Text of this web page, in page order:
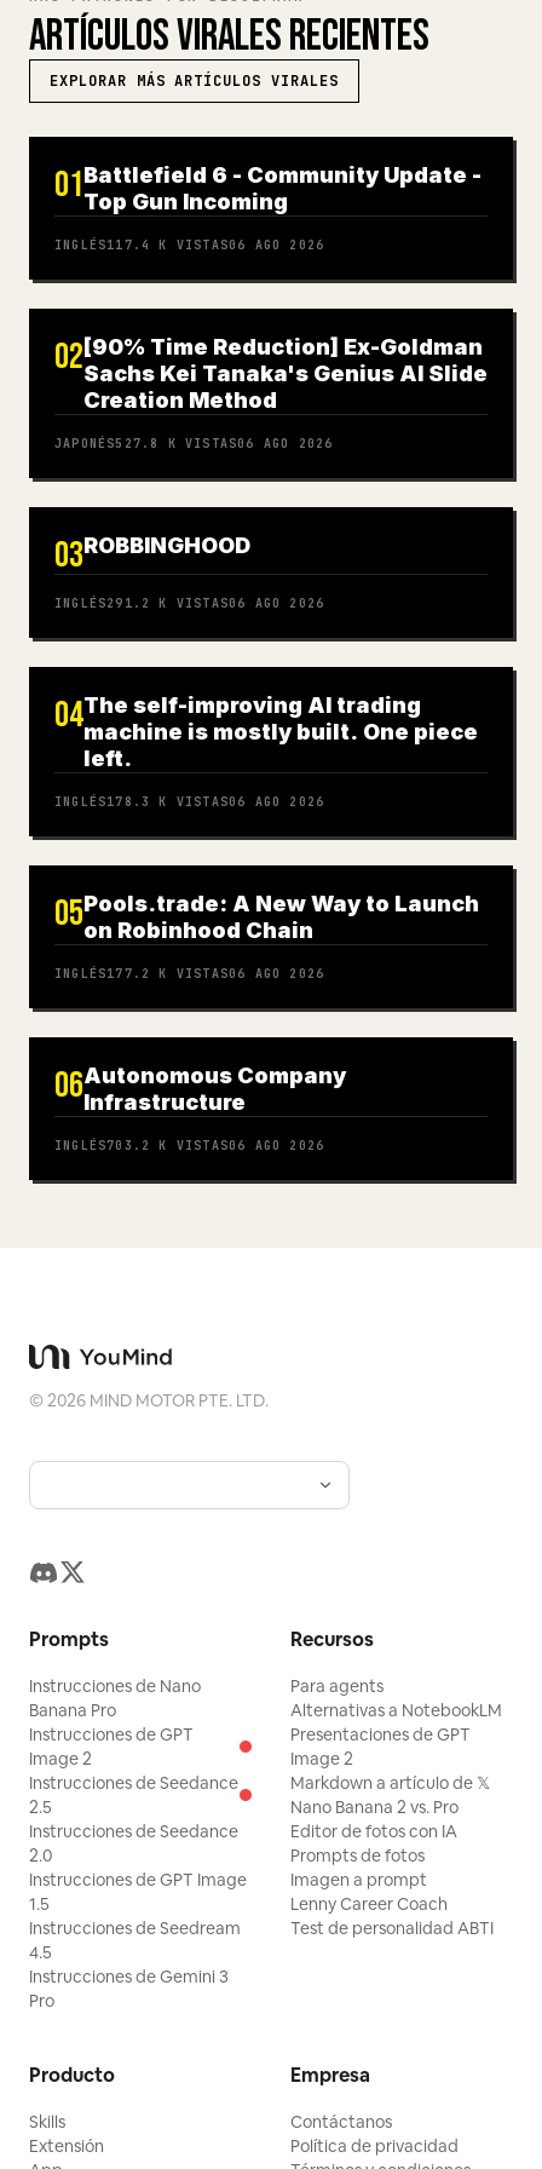
ARTÍCULOS VIRALES RECIENTES
EXPLORAR MÁS ARTÍCULOS VIRALES
01Battlefield 6 - Community Update -
Top Gun Incoming
INGLÉS117.4 K VISTAS06 AGO 2026
02 [90% Time Reduction] Ex-Goldman
Sachs Kei Tanaka's Genius AI Slide
Creation Method
JAPONÉS527.8 K VISTAS06 AGO 2026
03ROBBINGHOOD
INGLÉS291.2 K VISTAS06 AGO 2026
04The self-improving AI trading
machine is mostly built. One piece
left.
INGLÉS178.3 K VISTAS06 AGO 2026
05Pools.trade: A New Way to Launch
on Robinhood Chain
INGLÉS177.2 K VISTAS06 AGO 2026
06Autonomous Company
Infrastructure
INGLÉS703.2 K VISTAS06 AGO 2026
©2026 MIND MOTOR PTE. LTD.
Prompts
Instrucciones de Nano
Banana Pro
Instrucciones de GPT
Image 2
Instrucciones de Seedance
2.5
Instrucciones de Seedance
2.0
Instrucciones de GPT Image
1.5
Instrucciones de Seedream
4.5
Instrucciones de Gemini 3
Pro
Recursos
Para agents
Alternativas a NotebookLM
Presentaciones de GPT
Image 2
Markdown a artículo de 𝕏
Nano Banana 2 vs. Pro
Editor de fotos con IA
Prompts de fotos
Imagen a prompt
Lenny Career Coach
Test de personalidad ABTI
Producto
Skills
Extensión
Empresa
Contáctanos
Política de privacidad